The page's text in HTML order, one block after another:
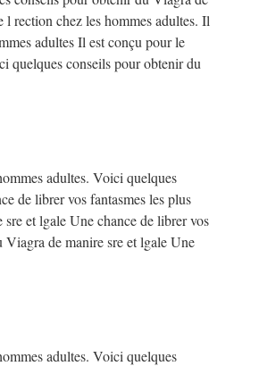
rection chez les hommes adultes. Il
adultes Il est conçu pour le
quelques conseils pour obtenir du
adultes. Voici quelques
de librer vos fantasmes les plus
et lgale Une chance de librer vos
de manire sre et lgale Une
adultes. Voici quelques